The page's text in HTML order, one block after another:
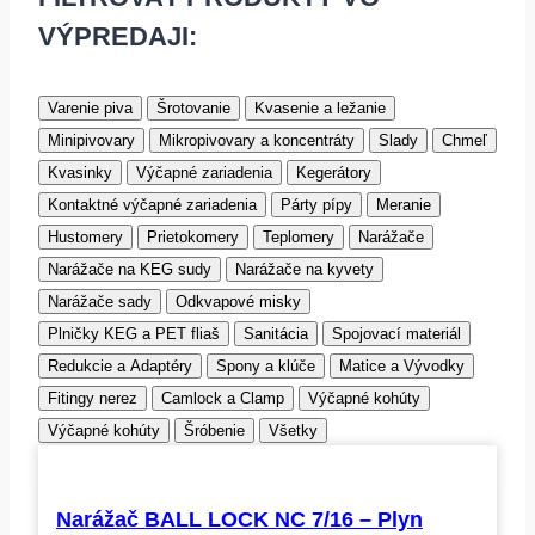
VÝPREDAJI:
Varenie piva Šrotovanie
Kvasenie a ležanie
Minipivovary
Mikropivovary a koncentráty Slady
Chmeľ
Kvasinky
Výčapné zariadenia
Kegerátory
Kontaktné výčapné zariadenia
Párty pípy
Meranie
Hustomery
Prietokomery Teplomery
Narážače
Narážače na KEG sudy
Narážače na kyvety
Narážače sady
Odkvapové misky
Plničky KEG a PET fliaš
Sanitácia
Spojovací materiál
Redukcie a Adaptéry
Spony a klúče
Matice a Vývodky
Fitingy nerez
Camlock a Clamp
Výčapné kohúty
Výčapné kohúty
Šróbenie Všetky
Narážač BALL LOCK NC 7/16 – Plyn